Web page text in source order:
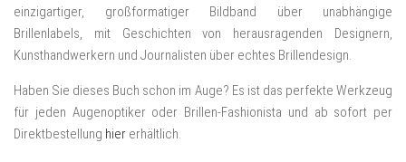
einzigartiger, großformatiger Bildband über unabhängige
Brillenlabels, mit Geschichten von herausragenden Designern,
Kunsthandwerkern und Journalisten über echtes Brillendesign.
Haben Sie dieses Buch schon im Auge? Es ist das perfekte Werkzeug
für jeden Augenoptiker oder Brillen-Fashionista und ab sofort per
Direktbestellung hier erhältlich.